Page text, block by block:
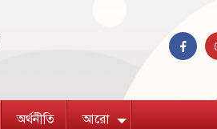
অর্থনীতি আরো